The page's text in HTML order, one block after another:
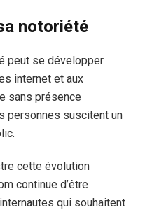
notoriété
peut se développer
internet et aux
sans présence
personnes suscitent un
cette évolution
continue d’être
qui souhaitent